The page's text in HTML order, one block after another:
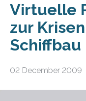
Virtuelle
zur
Schiffbau
02 December 2009